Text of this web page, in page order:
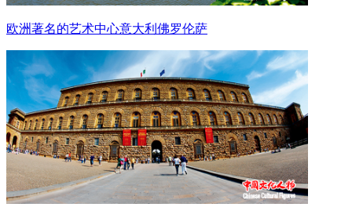
欧洲著名的艺术中心意大利佛罗伦萨